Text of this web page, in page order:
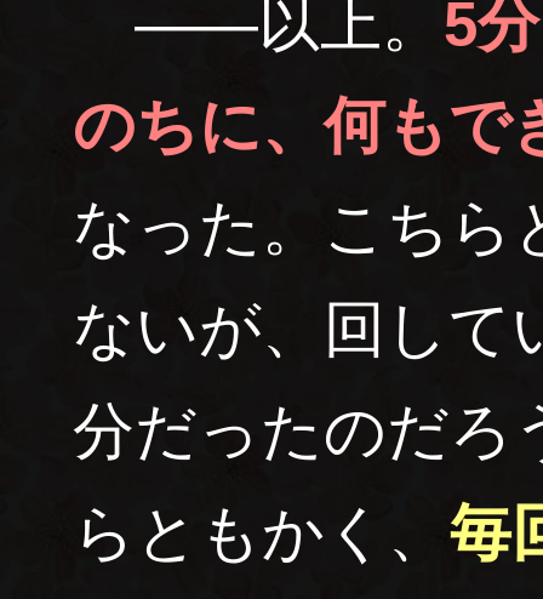
――以上。 5
のちに、何もで
なった。こちら
ないが、回して
分だったのだろ
らともかく、 毎